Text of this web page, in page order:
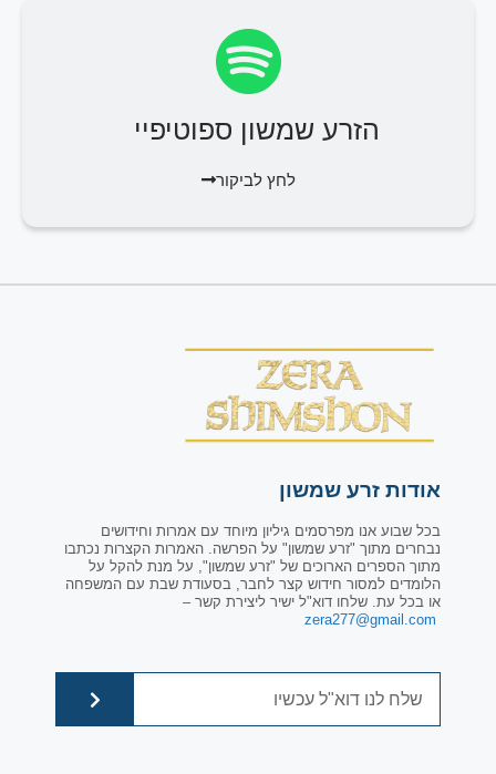
הזרע שמשון ספוטיפיי
לחץ לביקור
אודות זרע שמשון
בכל שבוע אנו מפרסמים גיליון מיוחד עם אמרות וחידושים
נבחרים מתוך "זרע שמשון" על הפרשה. האמרות הקצרות נכתבו
מתוך הספרים הארוכים של "זרע שמשון", על מנת להקל על
הלומדים למסור חידוש קצר לחבר, בסעודת שבת עם המשפחה
או בכל עת. שלחו דוא"ל ישיר ליצירת קשר –
zera277@gmail.com